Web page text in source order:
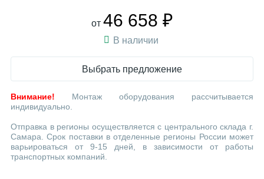
от 46 658 ₽
В наличии
Выбрать предложение
Внимание! Монтаж оборудования рассчитывается
индивидуально.
Отправка в регионы осуществляется с центрального склада г.
Самара. Срок поставки в отделенные регионы России может
варьироваться от 9-15 дней, в зависимости от работы
транспортных компаний.